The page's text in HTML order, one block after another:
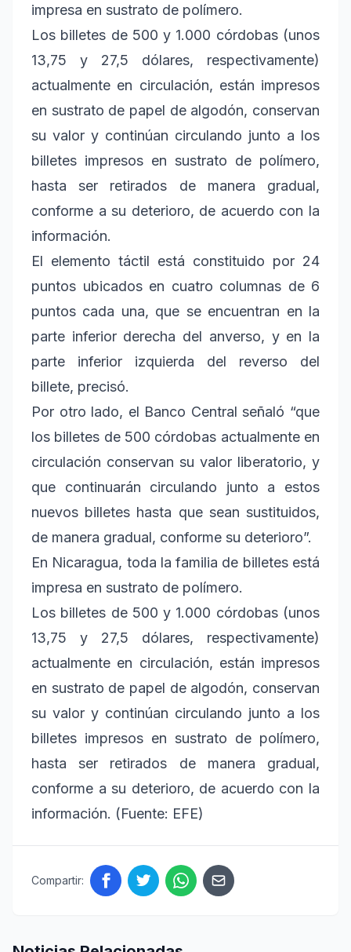
impresa en sustrato de polímero.
Los billetes de 500 y 1.000 córdobas (unos
13,75 y 27,5 dólares, respectivamente)
actualmente en circulación, están impresos
en sustrato de papel de algodón, conservan
su valor y continúan circulando junto a los
billetes impresos en sustrato de polímero,
hasta ser retirados de manera gradual,
conforme a su deterioro, de acuerdo con la
información.
El elemento táctil está constituido por 24
puntos ubicados en cuatro columnas de 6
puntos cada una, que se encuentran en la
parte inferior derecha del anverso, y en la
parte inferior izquierda del reverso del
billete, precisó.
Por otro lado, el Banco Central señaló “que
los billetes de 500 córdobas actualmente en
circulación conservan su valor liberatorio, y
que continuarán circulando junto a estos
nuevos billetes hasta que sean sustituidos,
de manera gradual, conforme su deterioro”.
En Nicaragua, toda la familia de billetes está
impresa en sustrato de polímero.
Los billetes de 500 y 1.000 córdobas (unos
13,75 y 27,5 dólares, respectivamente)
actualmente en circulación, están impresos
en sustrato de papel de algodón, conservan
su valor y continúan circulando junto a los
billetes impresos en sustrato de polímero,
hasta ser retirados de manera gradual,
conforme a su deterioro, de acuerdo con la
información. (Fuente: EFE)
Compartir: